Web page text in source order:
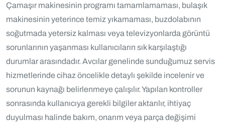
Çamaşır makinesinin programı tamamlamaması, bulaşık
makinesinin yeterince temiz yıkamaması, buzdolabının
soğutmada yetersiz kalması veya televizyonlarda görüntü
sorunlarının yaşanması kullanıcıların sık karşılaştığı
durumlar arasındadır. Avcılar genelinde sunduğumuz servis
hizmetlerinde cihaz öncelikle detaylı şekilde incelenir ve
sorunun kaynağı belirlenmeye çalışılır. Yapılan kontroller
sonrasında kullanıcıya gerekli bilgiler aktarılır, ihtiyaç
duyulması halinde bakım, onarım veya parça değişimi